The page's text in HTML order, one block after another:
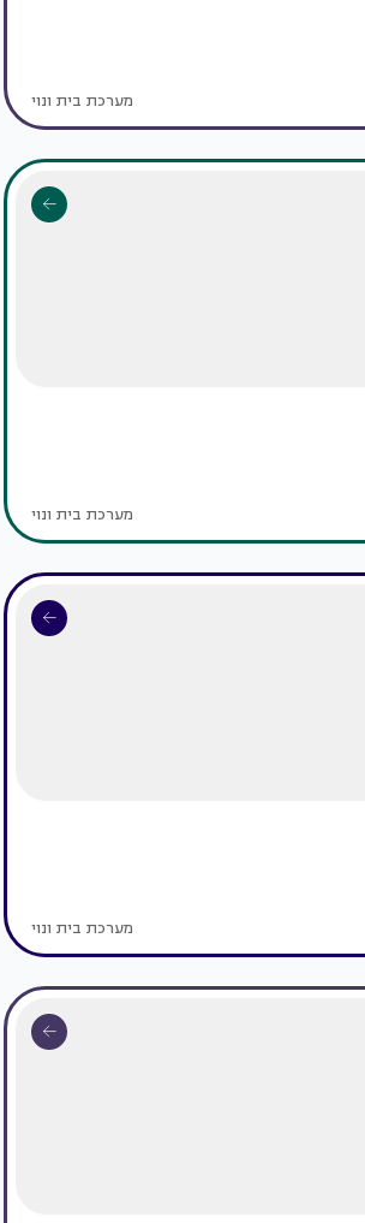
מערכת בית ונוי
מערכת בית ונוי
מערכת בית ונוי